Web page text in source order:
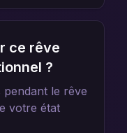
ce rêve
?
le rêve
votre état